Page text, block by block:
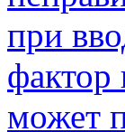
при
фактор
может